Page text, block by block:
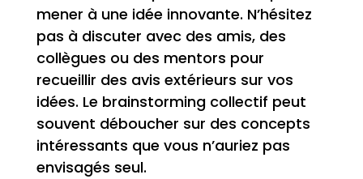
mener à une idée innovante. N’hésitez
pas à discuter avec des amis, des
collègues ou des mentors pour
recueillir des avis extérieurs sur vos
idées. Le brainstorming collectif peut
souvent déboucher sur des concepts
intéressants que vous n’auriez pas
envisagés seul.